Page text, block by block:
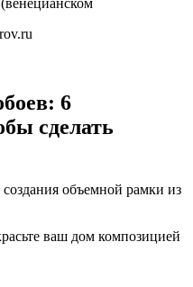
6
сделать
объемной рамки из
ваш дом композицией